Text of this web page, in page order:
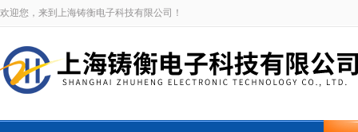
欢迎您，来到上海铸衡电子科技有限公司！